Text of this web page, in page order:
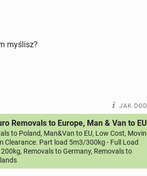
myślisz?
JAK
Removals to Europe, Man & Van to EU
to Poland, Man&Van to EU, Low Cost,
Clearance. Part load 5m3/300kg - Full Load
Removals to Germany, Removals to